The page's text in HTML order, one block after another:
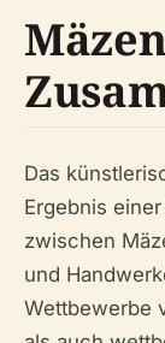
Das
Ergebnis
zwischen
und
Wettbewerbe